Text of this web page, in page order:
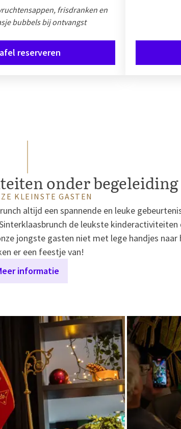
frisdranken en
bubbels bij ontvangst
reserveren
onder begeleiding
KLEINSTE GASTEN
altijd een spannende en leuke
de leukste kinderactiviteiten
jongste gasten niet met lege handjes naar
er een feestje van!
informatie